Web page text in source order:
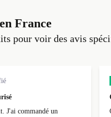
France
pour voir des avis
J'ai commandé un